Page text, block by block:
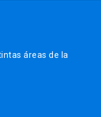
áreas de la